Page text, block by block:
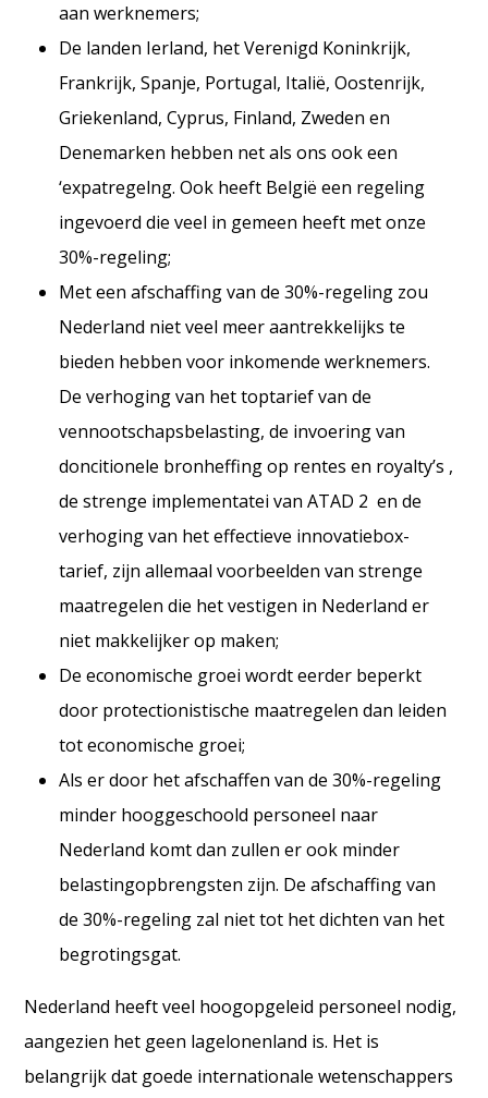
aan werknemers;
De landen Ierland, het Verenigd Koninkrijk,
Frankrijk, Spanje, Portugal, Italië, Oostenrijk,
Griekenland, Cyprus, Finland, Zweden en
Denemarken hebben net als ons ook een
‘expatregelng. Ook heeft België een regeling
ingevoerd die veel in gemeen heeft met onze
30%-regeling;
Met een afschaffing van de 30%-regeling zou
Nederland niet veel meer aantrekkelijks te
bieden hebben voor inkomende werknemers.
De verhoging van het toptarief van de
vennootschapsbelasting, de invoering van
doncitionele bronheffing op rentes en royalty’s ,
de strenge implementatei van ATAD 2 en de
verhoging van het effectieve innovatiebox-
tarief, zijn allemaal voorbeelden van strenge
maatregelen die het vestigen in Nederland er
niet makkelijker op maken;
De economische groei wordt eerder beperkt
door protectionistische maatregelen dan leiden
tot economische groei;
Als er door het afschaffen van de 30%-regeling
minder hooggeschoold personeel naar
Nederland komt dan zullen er ook minder
belastingopbrengsten zijn. De afschaffing van
de 30%-regeling zal niet tot het dichten van het
begrotingsgat.
Nederland heeft veel hoogopgeleid personeel nodig,
aangezien het geen lagelonenland is. Het is
belangrijk dat goede internationale wetenschappers